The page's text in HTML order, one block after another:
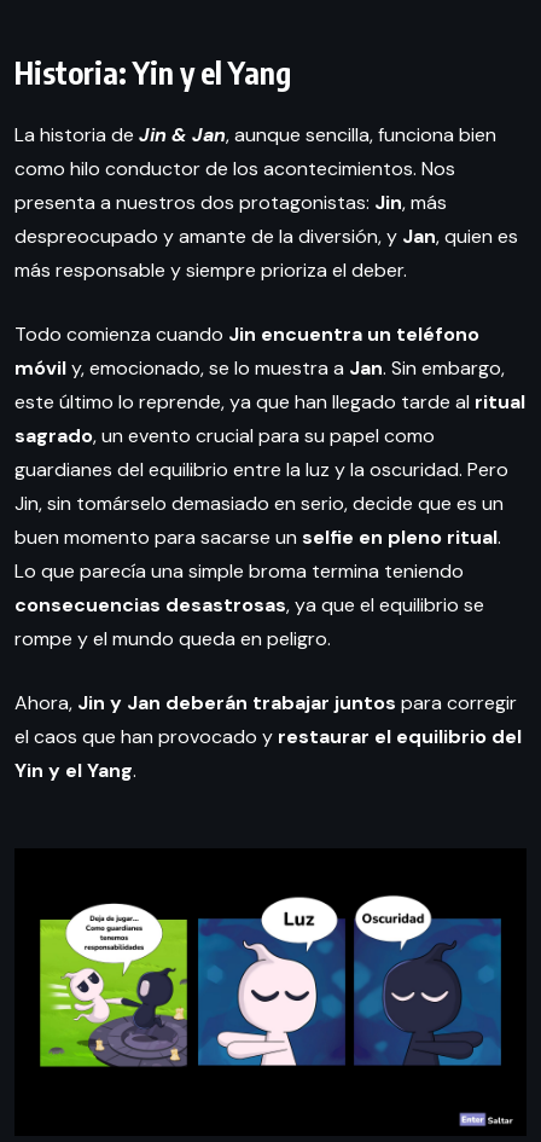
Historia: Yin y el Yang
La historia de Jin & Jan, aunque sencilla, funciona bien
como hilo conductor de los acontecimientos. Nos
presenta a nuestros dos protagonistas: Jin, más
despreocupado y amante de la diversión, y Jan, quien es
más responsable y siempre prioriza el deber.
Todo comienza cuando Jin encuentra un teléfono
móvily, emocionado, se lo muestra a Jan. Sin embargo,
este último lo reprende, ya que han llegado tarde al ritual
sagrado, un evento crucial para su papel como
guardianes del equilibrio entre la luz y la oscuridad. Pero
Jin, sin tomárselo demasiado en serio, decide que es un
buen momento para sacarse un selfie en pleno ritual.
Lo que parecía una simple broma termina teniendo
consecuencias desastrosas, ya que el equilibrio se
rompe y el mundo queda en peligro.
Ahora, Jin y Jan deberán trabajar juntos para corregir
el caos que han provocado y restaurar el equilibrio del
Yin y el Yang.